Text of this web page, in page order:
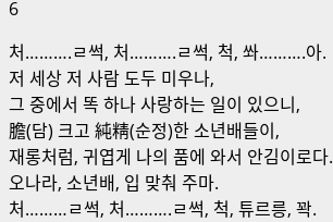
6
처……….ㄹ썩, 처……….ㄹ썩, 척, 쏴……….아.
저 세상 저 사람 도두 미우나,
그 중에서 똑 하나 사랑하는 일이 있으니,
膽(담) 크고 純精(순정)한 소년배들이,
재롱처럼, 귀엽게 나의 품에 와서 안김이로다.
오나라, 소년배, 입 맞춰 주마.
처………ㄹ썩, 처……….ㄹ썩, 척, 튜르릉, 꽉.